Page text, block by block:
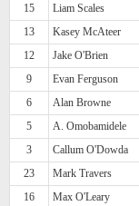
15
Liam Scales
13
Kasey McAteer
12
Jake O'Brien
9
Evan Ferguson
6
Alan Browne
5
A. Omobamidele
3
Callum O'Dowda
23
Mark Travers
16
Max O'Leary